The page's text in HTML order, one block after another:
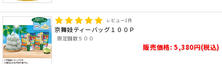
レビュー1件
京舞妓ティーバッグ１００Ｐ
限定個数５００
販売価格: 5,380円(税込)